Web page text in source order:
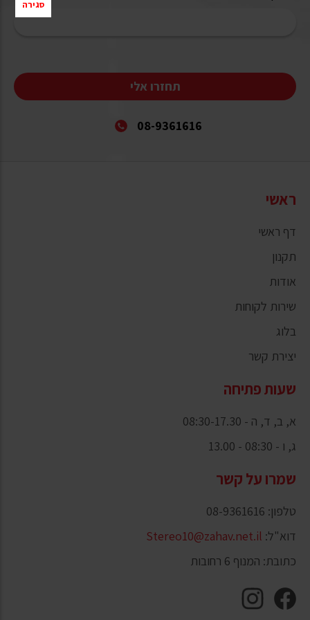
תחזרו אלי
08-9361616
ראשי
דף ראשי
תקנון
אודות
שירות לקוחות
בלוג
יצירת קשר
שעות פתיחה
א, ב, ד, ה - 08:30-17.30
ג, ו - 08:30 - 13.00
שמרו על קשר
טלפון: 08-9361616
דוא"ל: Stereo10@zahav.net.il
כתובת: המנוף 6 רחובות
סגירה